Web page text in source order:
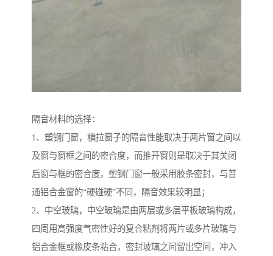
隔音材料的选择：
1、塑钢门窗，横拉窗子的隔音性能取决于两片窗之间以
及窗与窗框之间的密合度，而推开窗则是取决于其关闭
后窗与框的密合度，塑钢门窗一般采用胶条密封，与普
通铝合金窗的“硬碰硬”不同，隔音效果较明显；
2、中空玻璃，中空玻璃是由两层或多层平板玻璃构成，
四周用高强度气密性好的复合粘剂将两片或多片玻璃与
铝合金框或橡皮条粘合，密封玻璃之间留出空间，冲入